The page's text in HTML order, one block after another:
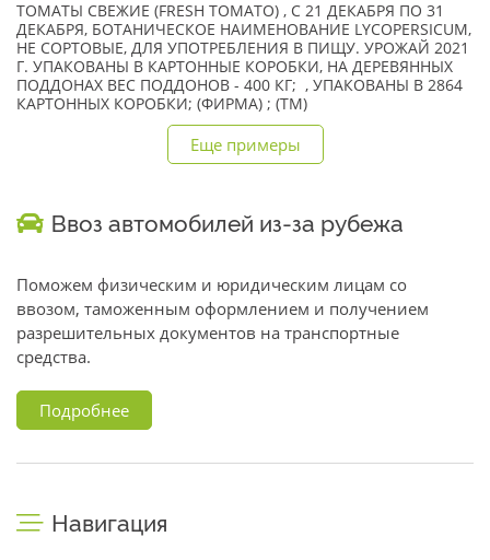
ТОМАТЫ СВЕЖИЕ (FRESH TOMATO) , С 21 ДЕКАБРЯ ПО 31
ДЕКАБРЯ, БОТАНИЧЕСКОЕ НАИМЕНОВАНИЕ LYCOPERSICUM,
НЕ СОРТОВЫЕ, ДЛЯ УПОТРЕБЛЕНИЯ В ПИЩУ. УРОЖАЙ 2021
Г. УПАКОВАНЫ В КАРТОННЫЕ КОРОБКИ, НА ДЕРЕВЯННЫХ
ПОДДОНАХ ВЕС ПОДДОНОВ - 400 КГ; , УПАКОВАНЫ В 2864
КАРТОННЫХ КОРОБКИ; (ФИРМА) ; (TM)
Еще примеры
Ввоз автомобилей из-за рубежа
Поможем физическим и юридическим лицам со
ввозом, таможенным оформлением и получением
разрешительных документов на транспортные
средства.
Подробнее
Навигация